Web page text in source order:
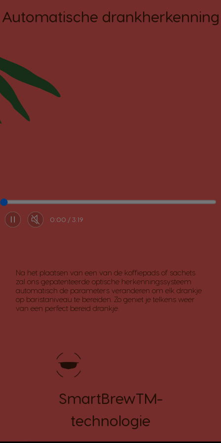
Automatische drankherkenning
0:00 3:19
Na het plaatsen van een van de koffiepads of sachets
zal ons gepatenteerde optische herkenningssysteem
automatisch de parameters veranderen om elk drankje
op baristaniveau te bereiden. Zo geniet je telkens weer
van een perfect bereid drankje.
SmartBrewTM-
technologie